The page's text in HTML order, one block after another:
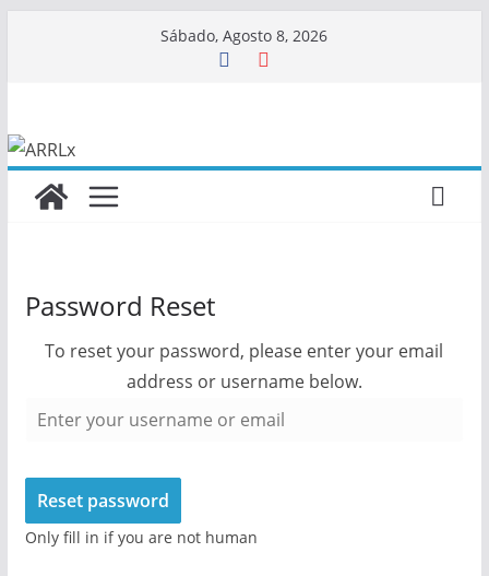
Sábado, Agosto 8, 2026
Password Reset
To reset your password, please enter your email
address or username below.
Only fill in if you are not human